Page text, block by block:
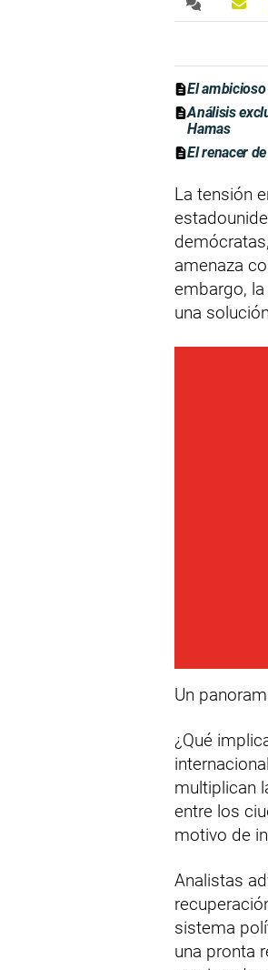
El
Análisis
Hamas
El renacer
La tensión
amenaza
embargo,
una
Un
¿Qué
multiplican
entre los
motivo de
Analistas
sistema
una pronta